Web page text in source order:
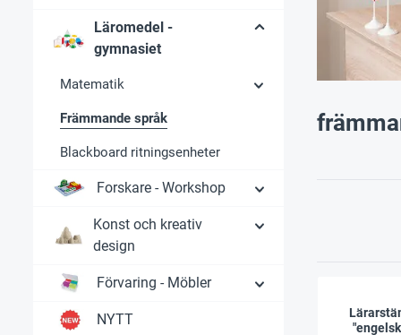
Läromedel -
gymnasiet
Matematik
Främmande språk
Blackboard ritningsenheter
Forskare - Workshop
Konst och kreativ
design
Förvaring - Möbler
NYTT